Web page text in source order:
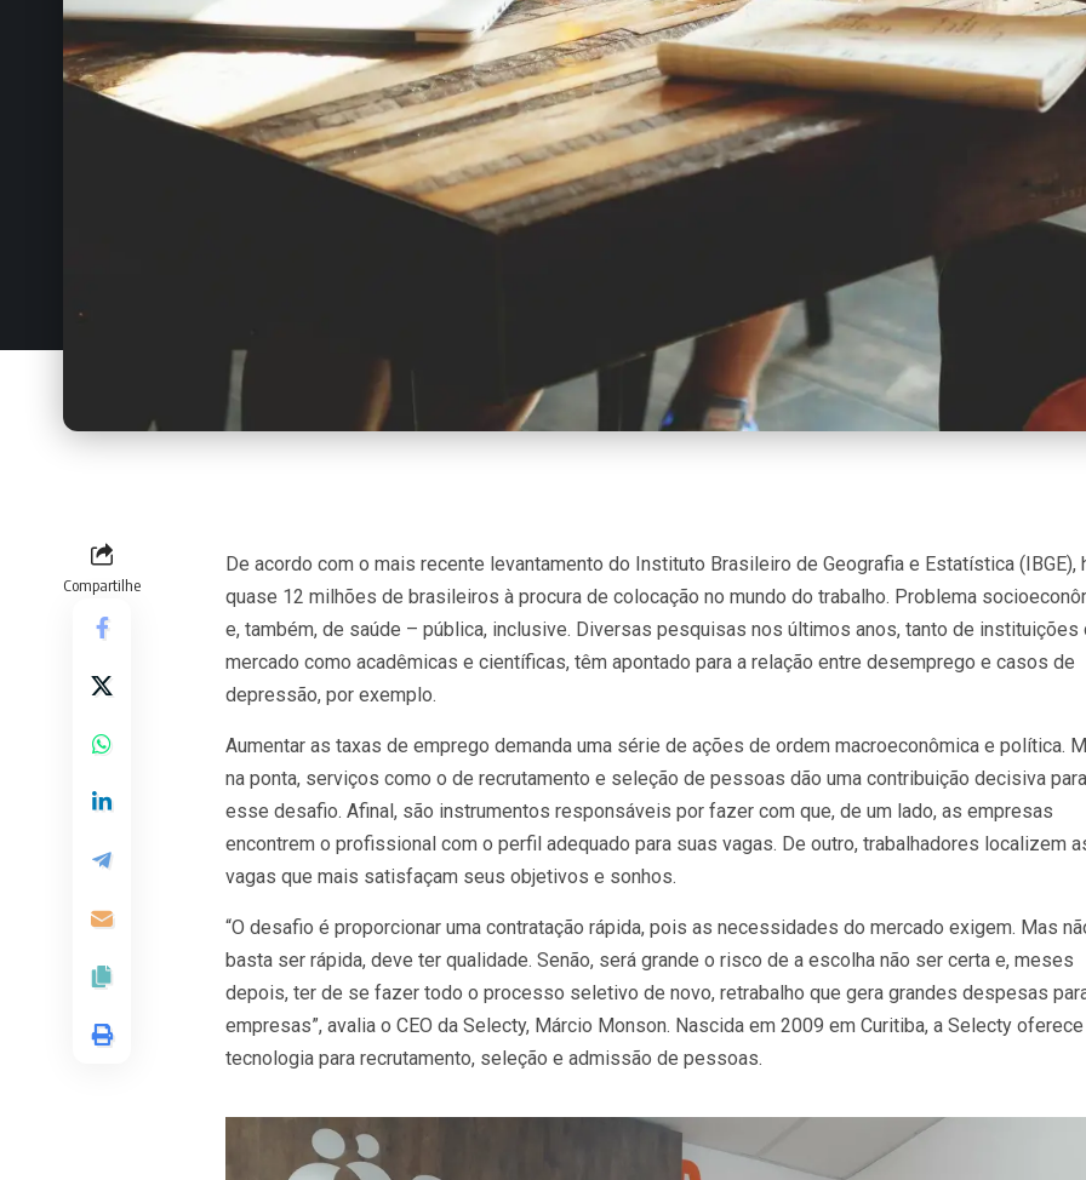
Compartilhe
De acordo com o mais recente levantamento do Instituto Brasileiro de Geografia e Estatística (IBGE),
quase 12 milhões de brasileiros à procura de colocação no mundo do trabalho. Problema
e, também, de saúde – pública, inclusive. Diversas pesquisas nos últimos anos, tanto de instituições
mercado como acadêmicas e científicas, têm apontado para a relação entre desemprego e casos de
depressão, por exemplo.
Aumentar as taxas de emprego demanda uma série de ações de ordem macroeconômica e política.
na ponta, serviços como o de recrutamento e seleção de pessoas dão uma contribuição decisiva para
esse desafio. Afinal, são instrumentos responsáveis por fazer com que, de um lado, as empresas
encontrem o profissional com o perfil adequado para suas vagas. De outro, trabalhadores localizem
vagas que mais satisfaçam seus objetivos e sonhos.
“O desafio é proporcionar uma contratação rápida, pois as necessidades do mercado exigem. Mas
basta ser rápida, deve ter qualidade. Senão, será grande o risco de a escolha não ser certa e, meses
depois, ter de se fazer todo o processo seletivo de novo, retrabalho que gera grandes despesas
empresas”, avalia o CEO da Selecty, Márcio Monson. Nascida em 2009 em Curitiba, a Selecty oferece
tecnologia para recrutamento, seleção e admissão de pessoas.